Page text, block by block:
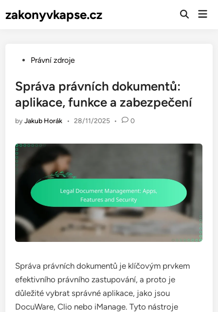
tozakonyvkapse.cz
Open
PostedPrávní zdroje
Správa právních dokumentů:
aplikace, funkce a zabezpečení
byJakub Horák • 28/11/2025 • 0
Správa právních dokumentů je klíčovým prvkem
efektivního právního zastupování, a proto je
důležité vybrat správné aplikace, jako jsou
DocuWare, Clio nebo iManage. Tyto nástroje